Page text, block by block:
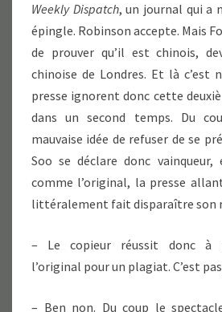
Weekly Dispatch, un journal qui a
épingle. Robinson accepte. Mais
de prouver qu’il est chinois,
chinoise de Londres. Et là c’est
presse ignorent donc cette
dans un second temps. Du
mauvaise idée de refuser de se
Soo se déclare donc
comme l’original, la presse allant
littéralement fait disparaître son
– Le copieur réussit donc à
l’original pour un plagiat. C’est
– Ben non. Du coup le